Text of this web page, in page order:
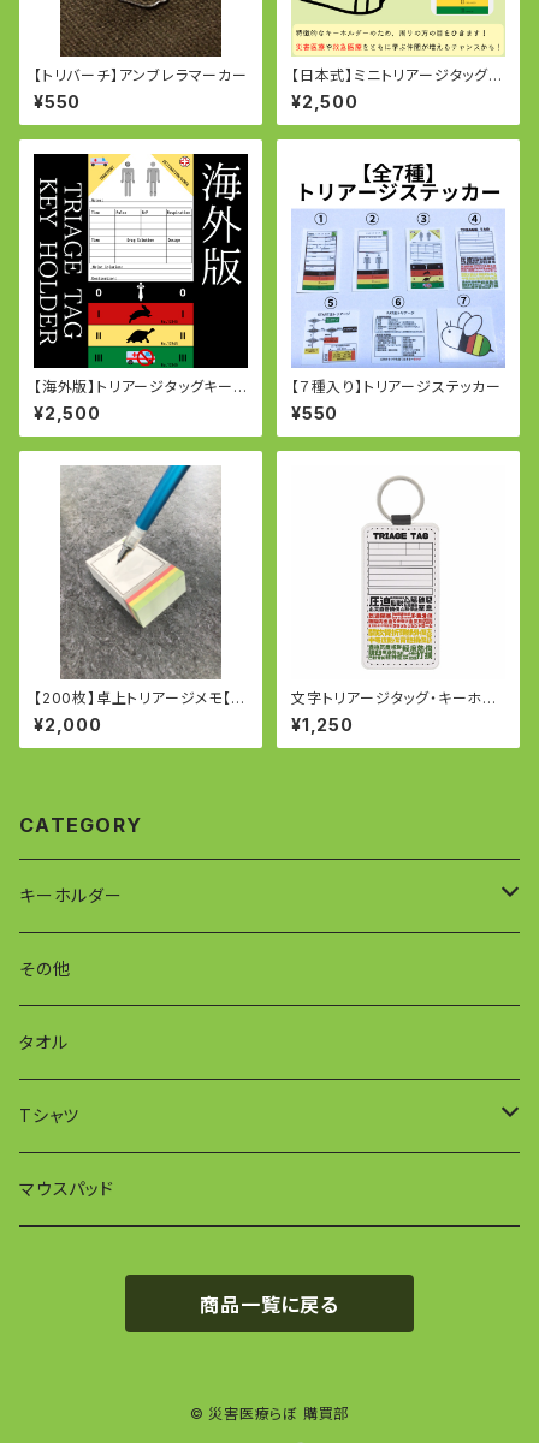
【トリバーチ】アンブレラマーカー
¥550
【日本式】ミニトリアージタッグキ
ーホルダー
¥2,500
【海外版】トリアージタッグキー
ホルダー
¥2,500
【７種入り】トリアージステッカー
¥550
【200枚】卓上トリアージメモ【名
刺サイズ】
¥2,000
文字トリアージタッグ・キーホル
ダー
¥1,250
CATEGORY
キーホルダー
ベスト
トリアージ
その他
タオル
Tシャツ
おしゃべりトリアージ
マウスパッド
商品一覧に戻る
© 災害医療らぼ 購買部